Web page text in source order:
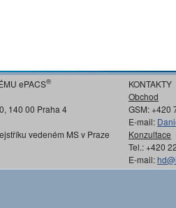
ePACS®
140 00 Praha 4
vedeném MS v Praze
KONTAKTY
Obchod
GSM: +420
E-mail:
Konzultace
Tel.: +420
E-mail: